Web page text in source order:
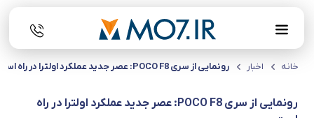
خانه اخبار رونمایی از سری POCO F8: عصر جدید عملکرد اولترا در راه است
رونمایی از سری POCO F8: عصر جدید عملکرد اولترا در راه